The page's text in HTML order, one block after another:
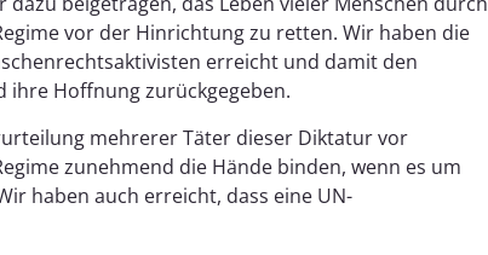
vor der Hinrichtung zu retten. Wir haben die
erreicht und damit den
ihre Hoffnung zurückgegeben.
mehrerer Täter dieser Diktatur vor
zunehmend die Hände binden, wenn es um
haben auch erreicht, dass eine UN-